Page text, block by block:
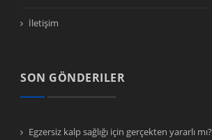
İletişim
SON GÖNDERILER
Egzersiz kalp sağlığı için gerçekten yararlı mı?